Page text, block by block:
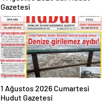
Gazetesi
1 Ağustos 2026 Cumartesi
Hudut Gazetesi